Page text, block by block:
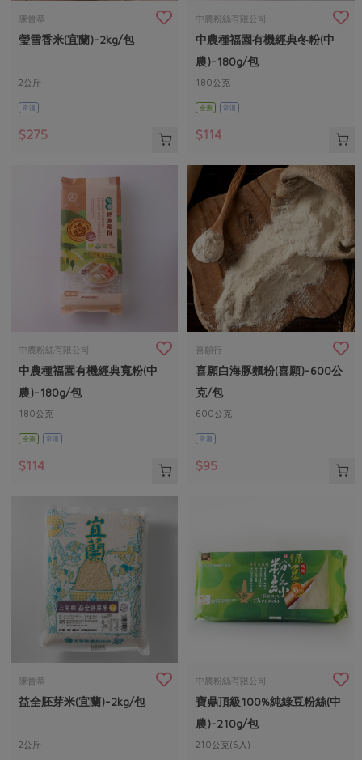
陳晉恭
瑩雪香米(宜蘭)-2kg/包
2公斤
常溫
$275
中農粉絲有限公司
中農種福園有機經典冬粉(中
農)-180g/包
180公克
全素 常溫
$114
中農粉絲有限公司
中農種福園有機經典寬粉(中
農)-180g/包
180公克
全素 常溫
$114
喜願行
喜願白海豚麵粉(喜願)-600公
克/包
600公克
常溫
$95
陳晉恭
益全胚芽米(宜蘭)-2kg/包
2公斤
中農粉絲有限公司
寶鼎頂級100%純綠豆粉絲(中
農)-210g/包
210公克(6入)